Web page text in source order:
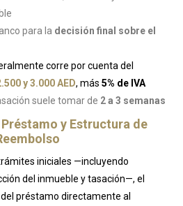
para la decisión final sobre el
corre por cuenta del
y 3.000 AED, más 5% de IVA
suele tomar de 2 a 3 semanas
y Estructura de
iniciales —incluyendo
del inmueble y tasación—, el
préstamo directamente al